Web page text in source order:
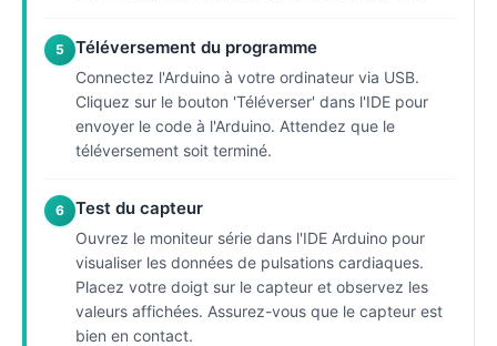
5 Téléversement du programme
Connectez l'Arduino à votre ordinateur via USB.
Cliquez sur le bouton 'Téléverser' dans l'IDE pour
envoyer le code à l'Arduino. Attendez que le
téléversement soit terminé.
6 Test du capteur
Ouvrez le moniteur série dans l'IDE Arduino pour
visualiser les données de pulsations cardiaques.
Placez votre doigt sur le capteur et observez les
valeurs affichées. Assurez-vous que le capteur est
bien en contact.